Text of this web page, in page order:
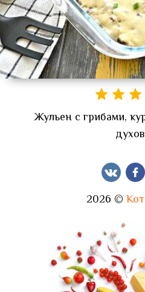
Жульен с грибами,
2026 © Кот